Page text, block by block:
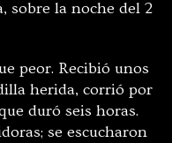
sobre la noche del 2
peor. Recibió unos
herida, corrió por
duró seis horas.
se escucharon